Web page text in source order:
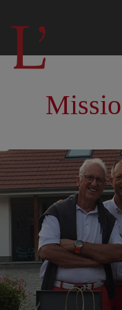
Nos Sponsors &
Etat des terrains
Les parcours au
L’Empereur –
La Hutte – 9